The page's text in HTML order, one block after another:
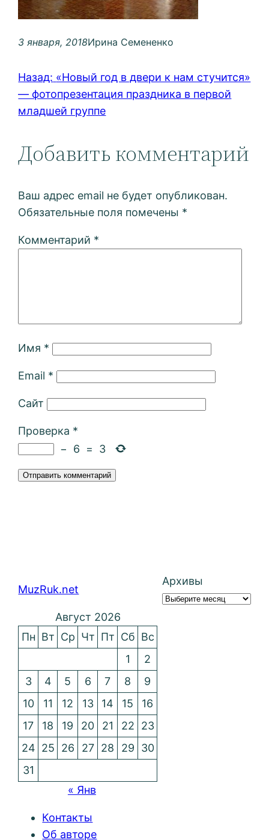
3 января, 2018Ирина Семененко
Назад: «Новый год в двери к нам стучится»
— фотопрезентация праздника в первой
младшей группе
Добавить комментарий
Ваш адрес email не будет опубликован.
Обязательные поля помечены *
Комментарий *
Имя *
Email *
Сайт
Проверка *
−
6 = 3
MuzRuk.net
Архивы
Август 2026
Пн Вт Ср Чт Пт Сб Вс
1
2
3
4 5 6 7 8
9
10
11 12 13 14 15
16
17
18 19 20 21 22
23
24 25 26 27 28 29
30
31
« Янв
Контакты
Об авторе